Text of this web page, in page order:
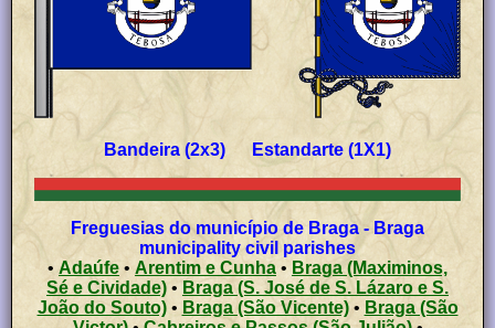
Bandeira (2x3) Estandarte (1X1)
Freguesias do município de Braga - Braga
municipality civil parishes
• Adaúfe • Arentim e Cunha • Braga (Maximinos,
Sé e Cividade) •Braga (S. José de S. Lázaro e S.
João do Souto)• Braga (São Vicente)• Braga (São